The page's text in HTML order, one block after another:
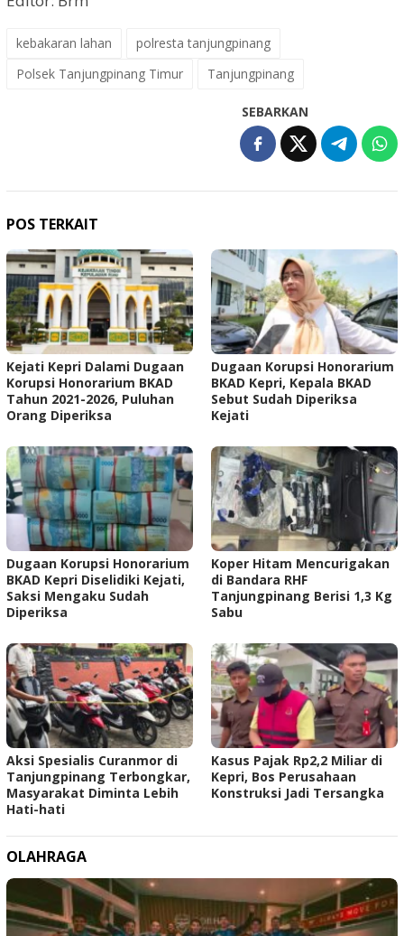
kebakaran lahan
polresta tanjungpinang
Polsek Tanjungpinang Timur
Tanjungpinang
SEBARKAN
POS TERKAIT
Kejati Kepri Dalami Dugaan
Korupsi Honorarium BKAD
Tahun 2021-2026, Puluhan
Orang Diperiksa
Dugaan Korupsi Honorarium
BKAD Kepri, Kepala BKAD
Sebut Sudah Diperiksa
Kejati
Dugaan Korupsi Honorarium
BKAD Kepri Diselidiki Kejati,
Saksi Mengaku Sudah
Diperiksa
Koper Hitam Mencurigakan
di Bandara RHF
Tanjungpinang Berisi 1,3 Kg
Sabu
Aksi Spesialis Curanmor di
Tanjungpinang Terbongkar,
Masyarakat Diminta Lebih
Hati-hati
Kasus Pajak Rp2,2 Miliar di
Kepri, Bos Perusahaan
Konstruksi Jadi Tersangka
OLAHRAGA